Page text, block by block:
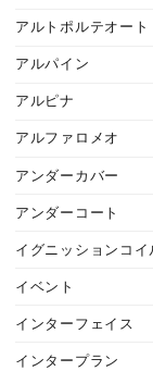
アルトポルテオート
アルパイン
アルピナ
アルファロメオ
アンダーカバー
アンダーコート
イグニッションコイ
イベント
インターフェイス
インタープラン